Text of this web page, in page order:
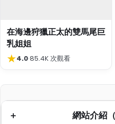
在海邊狩獵正太的雙馬尾巨
乳姐姐
★4.0·85.4K 次觀看
網站介紹